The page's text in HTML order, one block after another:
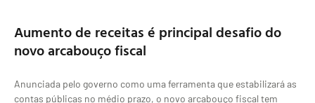
Aumento de receitas é principal desafio do
novo arcabouço fiscal
Anunciada pelo governo como uma ferramenta que estabilizará as
contas públicas no médio prazo, o novo arcabouço fiscal tem